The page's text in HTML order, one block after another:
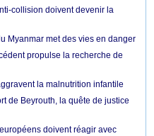
collision doivent devenir la
Myanmar met des vies en danger
propulse la recherche de
la malnutrition infantile
de Beyrouth, la quête de justice
doivent réagir avec